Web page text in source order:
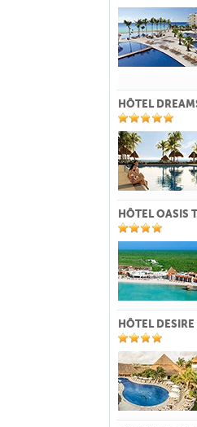
HÔTEL
HÔTEL OASIS
HÔTEL